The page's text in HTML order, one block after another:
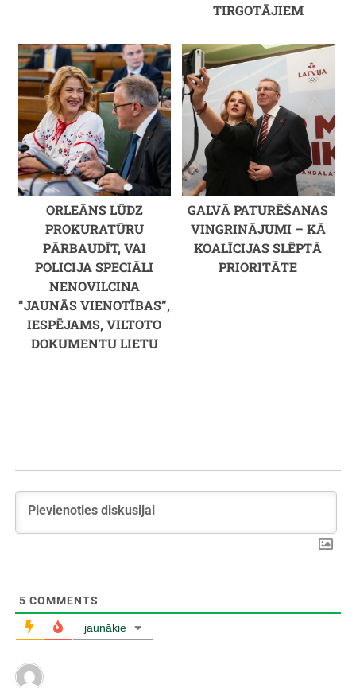
TIRGOTĀJIEM
ORLEĀNS LŪDZ
PROKURATŪRU
PĀRBAUDĪT, VAI
POLICIJA SPECIĀLI
NENOVILCINA
“JAUNĀS VIENOTĪBAS”,
IESPĒJAMS, VILTOTO
DOKUMENTU LIETU
GALVĀ PATURĒŠANAS
VINGRINĀJUMI – KĀ
KOALĪCIJAS SLĒPTĀ
PRIORITĀTE
5 COMMENTS
jaunākie